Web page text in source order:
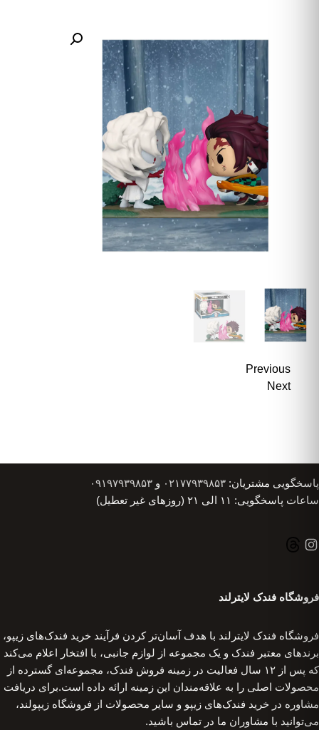
Previous
Next
پاسخگویی مشتریان: ۰۲۱۷۷۹۳۹۸۵۳ و ۰۹۱۹۷۹۳۹۸۵۳
ساعات پاسخگویی: ۱۱ الی ۲۱ (روزهای غیر تعطیل)
فروشگاه فندک لایترلند
فروشگاه فندک لایترلند با هدف آسان‌تر کردن فرآیند خرید فندک‌های زیپو،
برندهای معتبر فندک و یک مجموعه از لوازم جانبی، با افتخار اعلام می‌کند
که پس از ۱۲ سال فعالیت در زمینه فروش فندک، مجموعه‌ای گسترده از
محصولات اصلی را به علاقه‌مندان این زمینه ارائه داده است.برای دریافت
مشاوره در خرید فندک‌های زیپو و سایر محصولات از فروشگاه زیپولند،
می‌توانید با مشاوران ما در تماس باشید.